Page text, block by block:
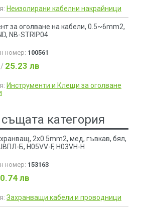
Неизолирани кабелни накрайници
за оголване на кабели, 0.5~6mm2,
NB-STRIP04
номер: 100561
/ 25.23 лв
Инструменти и Клещи за оголване
категория
2x0.5mm2, мед, гъвкав, бял,
Б, H05VV-F, H03VH-H
номер: 153163
0.74 лв
Захранващи кабели и проводници